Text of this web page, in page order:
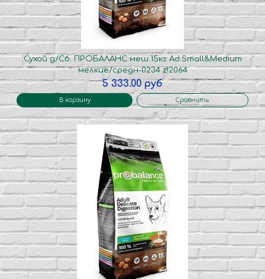
Сухой д/Сб. ПРОБАЛАНС меш.15кг Ad.Small&Medium
мелкие/средн-0234 z!2064
5 333.00 руб
В корзину Сравнить